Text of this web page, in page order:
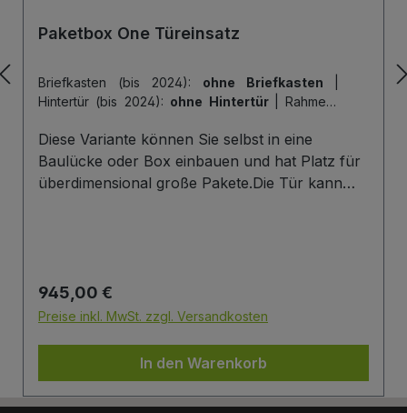
Paketbox One Türeinsatz
Briefkasten (bis 2024): ohne Briefkasten
Hintertür (bis 2024): ohne Hintertür
Tür-Farbe (bis 2024):Tür: Anthracite Grey
Diese Variante können Sie selbst in eine
Baulücke oder Box einbauen und hat Platz für
überdimensional große Pakete.Die Tür kann
dieses verschlossen und kann erst wieder mit
einem Schlüssel geöffnet werden. Die Tür wird
heißt, Sie können den selben Schließzylinder
verbauen, den Sie auch an Ihrer Haustüre
haben und die Paketbox mit dem selben
Regulärer Preis:
945,00 €
Preise inkl. MwSt. zzgl. Versandkosten
In den Warenkorb